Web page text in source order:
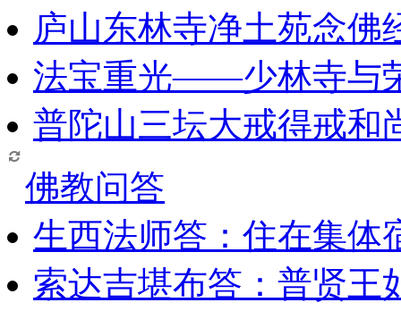
庐山东林寺净土苑念佛
法宝重光——少林寺与
普陀山三坛大戒得戒和
佛教问答
生西法师答：住在集体
索达吉堪布答：普贤王